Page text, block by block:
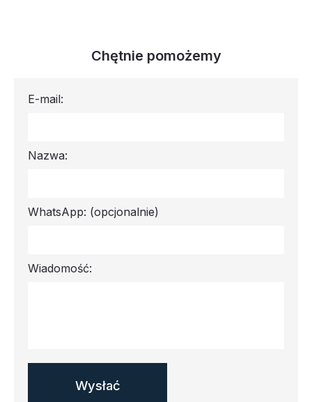
Chętnie pomożemy
E-mail:
Nazwa:
WhatsApp: (opcjonalnie)
Wiadomość: